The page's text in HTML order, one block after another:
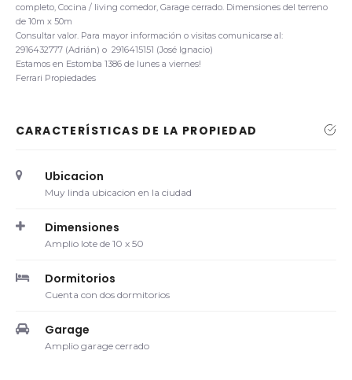
completo, Cocina / living comedor, Garage cerrado. Dimensiones del terreno
de 10m x 50m
Consultar valor. Para mayor información o visitas comunicarse al:
2916432777 (Adrián) o 2916415151 (José Ignacio)
Estamos en Estomba 1386 de lunes a viernes!
Ferrari Propiedades
CARACTERÍSTICAS DE LA PROPIEDAD
Ubicacion
Muy linda ubicacion en la ciudad
Dimensiones
Amplio lote de 10 x 50
Dormitorios
Cuenta con dos dormitorios
Garage
Amplio garage cerrado